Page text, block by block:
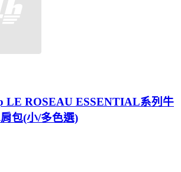
LE ROSEAU ESSENTIAL系列牛
包(小/多色選)